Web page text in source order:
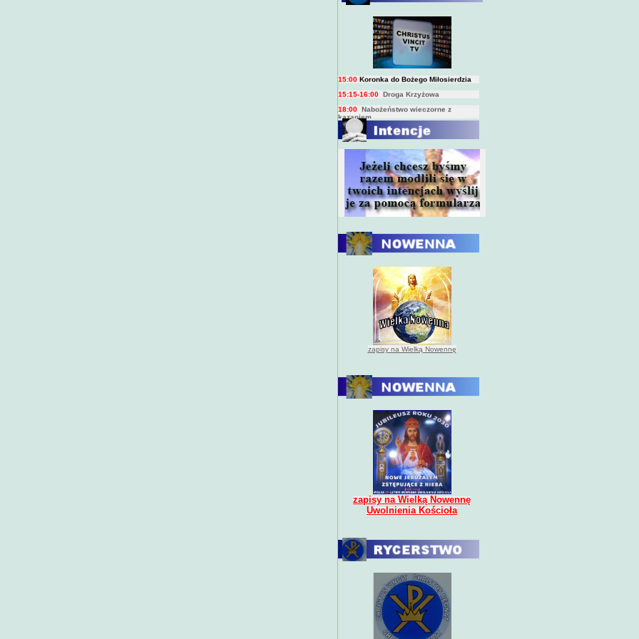
BIEŻĄCY PROGRAM TRANSMISJI
BEZPOŚREDNICH(na żywo)
Msza święta
Koronka do Bożego Miłosierdzia
15:15-16:00 Droga Krzyżowa
18:00 Nabożeństwo wieczorne z
kazaniem
10:00
Niedzielna Msza święta w miarę
możliwości ks. Piotra
zapisy na Wielką Nowennę
zapisy na Wielką Nowennę
Uwolnienia Kościoła